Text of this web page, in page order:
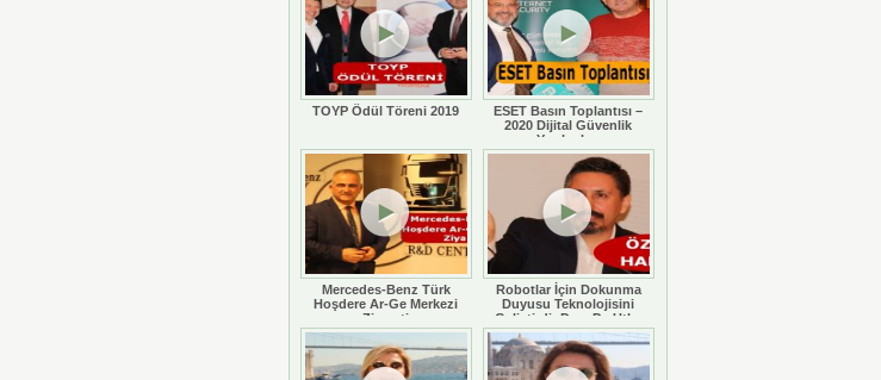
TOYP Ödül Töreni 2019
ESET Basın Toplantısı –
2020 Dijital Güvenlik
Yazılımları
Mercedes-Benz Türk
Hoşdere Ar-Ge Merkezi
Ziyareti
Robotlar İçin Dokunma
Duyusu Teknolojisini
Geliştirdi: Doç. Dr. Utku
Büyükşahin